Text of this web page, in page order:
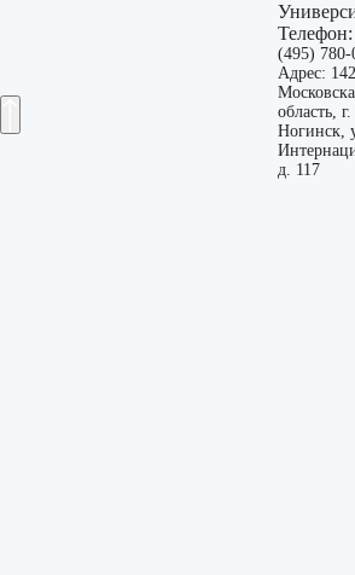
Телефон:
(495) 780-
Адрес:
область, г.
Ногинск,
д. 117